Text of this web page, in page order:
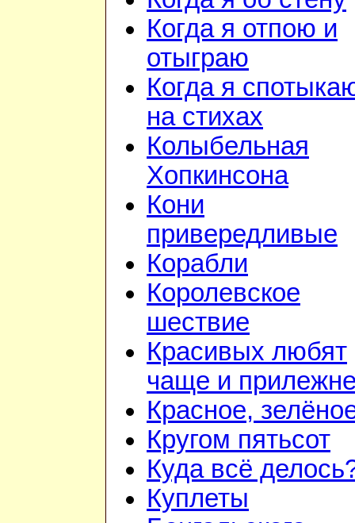
Когда я отпою и
отыграю
Когда я
на стихах
Колыбельная
Хопкинсона
Кони
привередливые
Корабли
Королевское
шествие
Красивых любят
чаще и
Красное,
Кругом пятьсот
Куда всё
Куплеты